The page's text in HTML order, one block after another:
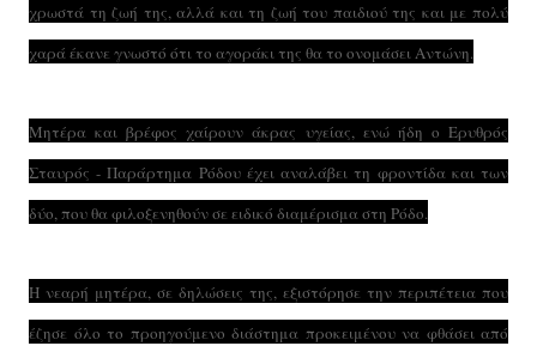
χρωστά τη ζωή της, αλλά και τη ζωή του παιδιού της και με πολύ
χαρά έκανε γνωστό ότι το αγοράκι της θα το ονομάσει Αντώνη.
Μητέρα και βρέφος χαίρουν άκρας υγείας, ενώ ήδη ο Ερυθρός
Σταυρός - Παράρτημα Ρόδου έχει αναλάβει τη φροντίδα και των
δύο, που θα φιλοξενηθούν σε ειδικό διαμέρισμα στη Ρόδο.
Η νεαρή μητέρα, σε δηλώσεις της, εξιστόρησε την περιπέτεια που
έζησε όλο το προηγούμενο διάστημα προκειμένου να φθάσει από